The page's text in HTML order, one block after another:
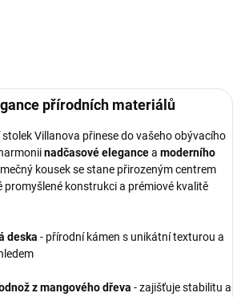
přírodních materiálů
Villanova přinese do vašeho obývacího
nadčasové elegancea moderního
kousek se stane přirozeným centrem
promyšlené konstrukci a prémiové kvalitě
deska - přírodní kámen s unikátní texturou a
z mangového dřeva - zajišťuje stabilitu a